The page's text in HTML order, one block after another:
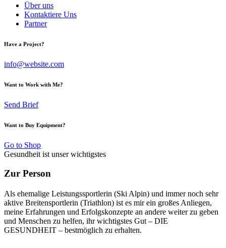
Über uns
Kontaktiere Uns
Partner
Have a Project?
info@website.com
Want to Work with Me?
Send Brief
Want to Buy Equipment?
Go to Shop
Gesundheit ist unser wichtigstes
Zur Person
Als ehemalige Leistungssportlerin (Ski Alpin) und immer noch sehr
aktive Breitensportlerin (Triathlon) ist es mir ein großes Anliegen,
meine Erfahrungen und Erfolgskonzepte an andere weiter zu geben
und Menschen zu helfen, ihr wichtigstes Gut – DIE
GESUNDHEIT – bestmöglich zu erhalten.